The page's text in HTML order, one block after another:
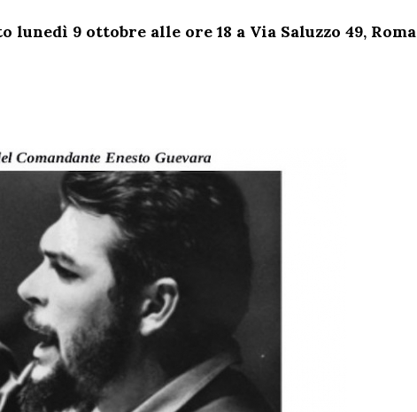
lunedì 9 ottobre alle ore 18 a Via Saluzzo 49, Roma